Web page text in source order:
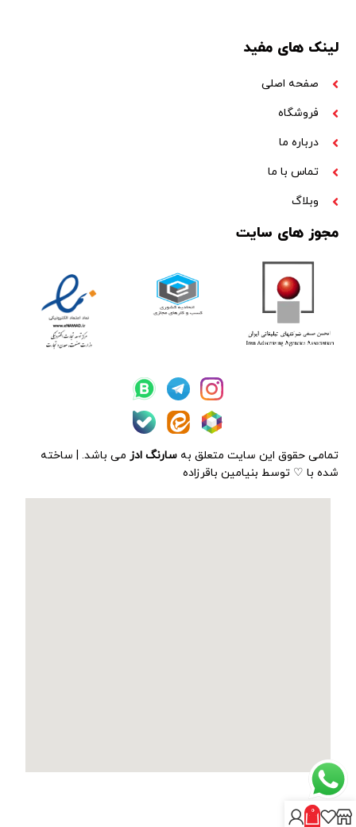
لینک های مفید
صفحه اصلی
فروشگاه
درباره ما
تماس با ما
وبلاگ
مجوز های سایت
تمامی حقوق این سایت متعلق به سارنگ ادز می باشد. | ساخته
شده با ♡ توسط بنیامین باقرزاده
0